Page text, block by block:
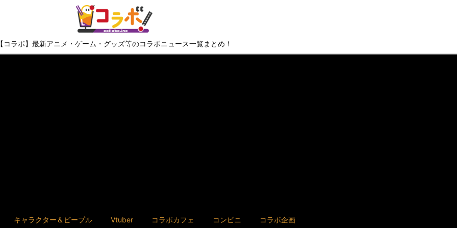
【コラボ】最新アニメ・ゲーム・グッズ等のコラボニュース一覧まとめ！
キャラクター＆ピープル Vtuber コラボカフェ コンビニ コラボ企画